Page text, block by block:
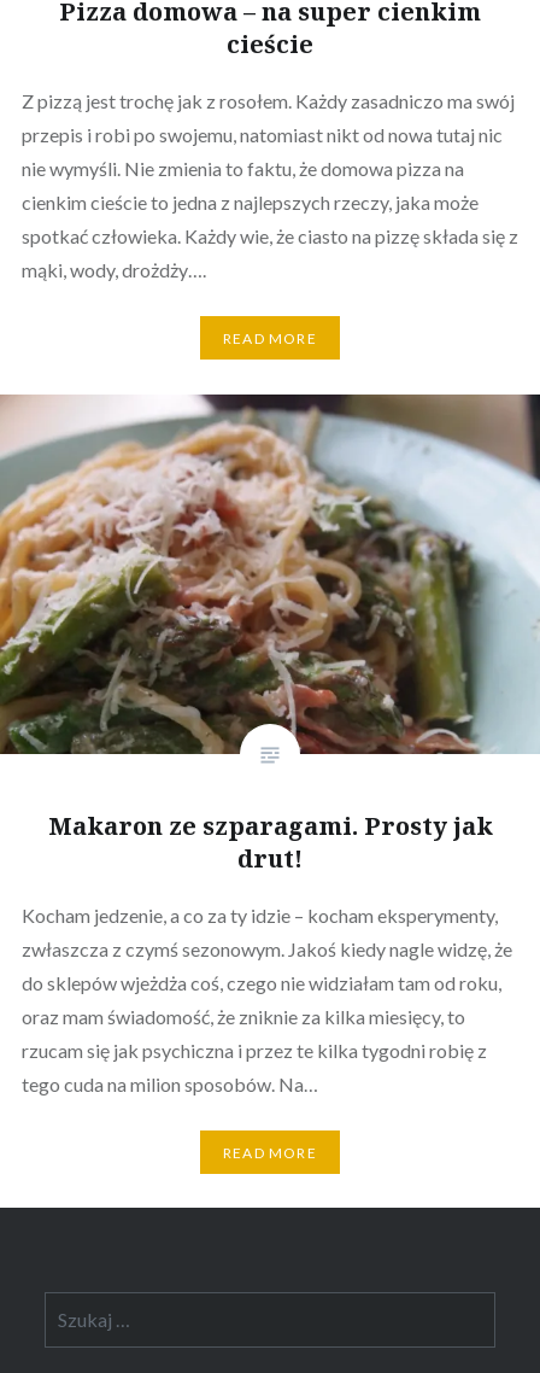
Pizza domowa – na super cienkim
cieście
Z pizzą jest trochę jak z rosołem. Każdy zasadniczo ma swój
przepis i robi po swojemu, natomiast nikt od nowa tutaj nic
nie wymyśli. Nie zmienia to faktu, że domowa pizza na
cienkim cieście to jedna z najlepszych rzeczy, jaka może
spotkać człowieka. Każdy wie, że ciasto na pizzę składa się z
mąki, wody, drożdży….
READ MORE
Makaron ze szparagami. Prosty jak
drut!
Kocham jedzenie, a co za ty idzie – kocham eksperymenty,
zwłaszcza z czymś sezonowym. Jakoś kiedy nagle widzę, że
do sklepów wjeżdża coś, czego nie widziałam tam od roku,
oraz mam świadomość, że zniknie za kilka miesięcy, to
rzucam się jak psychiczna i przez te kilka tygodni robię z
tego cuda na milion sposobów. Na…
READ MORE